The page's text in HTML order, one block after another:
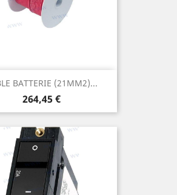
BATTERIE (21MM2)...
Prix
264,45 €